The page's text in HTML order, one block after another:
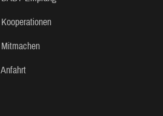
Kooperationen
Mitmachen
Anfahrt